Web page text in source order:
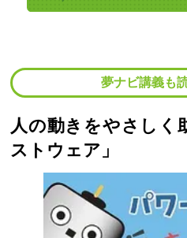
夢ナビ講義も
人の動きをやさしく
ストウェア」